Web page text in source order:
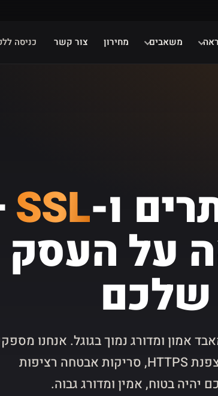
משאבים מחירון צור קשר כניסה
ו-SSL
על העסק
שלכם
אמון ומדורג נמוך בגוגל. אנחנו
שכבת הגנה מלאה: תעודת SSL, הצפנת HTTPS, סריקות אבטחה רציפות
בטוח, אמין ומדורג גבוה.